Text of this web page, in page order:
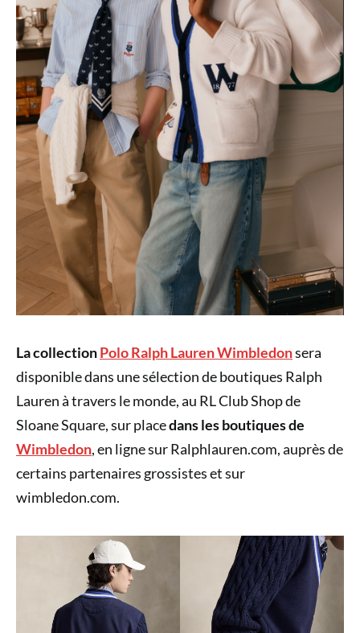
La collectionPolo Ralph Lauren Wimbledonsera
disponible dans une sélection de boutiques Ralph
Lauren à travers le monde, au RL Club Shop de
Sloane Square, sur placedans les boutiques de
Wimbledon, en ligne sur Ralphlauren.com, auprès de
certains partenaires grossistes et sur
wimbledon.com.